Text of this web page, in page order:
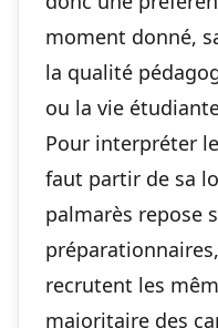
moment donné,
la qualité
ou la vie
Pour interpréter
faut partir de sa
palmarès repose
recrutent les
majoritaire des